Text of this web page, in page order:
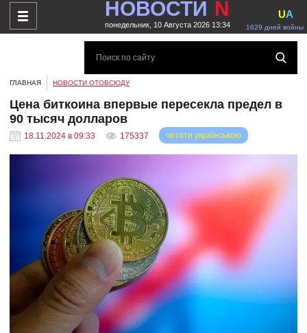
НОВОСТИ N
понедельник, 10 Августа 2026 13:34 1629 дней войны
UA
ГЛАВНАЯ НОВОСТИ ОТОВСЮДУ
Цена биткоина впервые пересекла предел в
90 тысяч долларов
18.11.2024 в 09:33 175337 читати українською